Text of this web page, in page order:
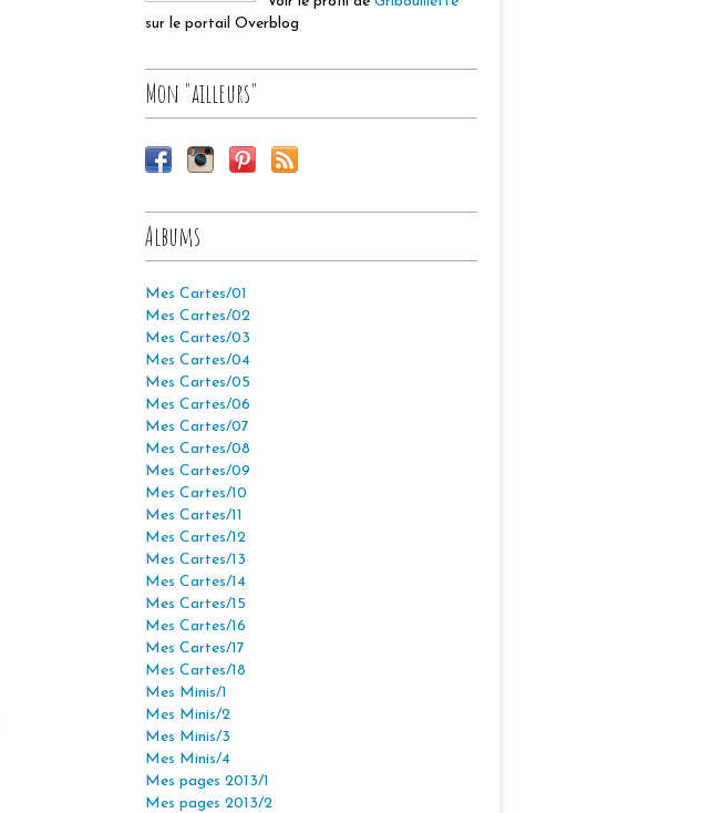
sur le portail Overblog
Mon "ailleurs"
Albums
Mes Cartes/01
Mes Cartes/02
Mes Cartes/03
Mes Cartes/04
Mes Cartes/05
Mes Cartes/06
Mes Cartes/07
Mes Cartes/08
Mes Cartes/09
Mes Cartes/10
Mes Cartes/11
Mes Cartes/12
Mes Cartes/13
Mes Cartes/14
Mes Cartes/15
Mes Cartes/16
Mes Cartes/17
Mes Cartes/18
Mes Minis/1
Mes Minis/2
Mes Minis/3
Mes Minis/4
Mes pages 2013/1
Mes pages 2013/2